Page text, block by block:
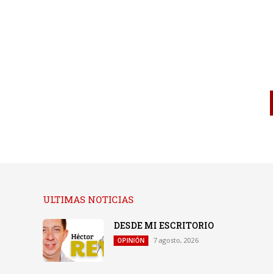
ULTIMAS NOTICIAS
DESDE MI ESCRITORIO
OPINIÓN 7 agosto, 2026